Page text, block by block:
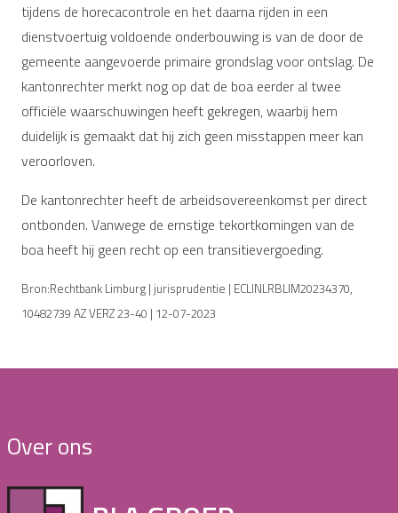
tijdens de horecacontrole en het daarna rijden in een
dienstvoertuig voldoende onderbouwing is van de door de
gemeente aangevoerde primaire grondslag voor ontslag. De
kantonrechter merkt nog op dat de boa eerder al twee
officiële waarschuwingen heeft gekregen, waarbij hem
duidelijk is gemaakt dat hij zich geen misstappen meer kan
veroorloven.
De kantonrechter heeft de arbeidsovereenkomst per direct
ontbonden. Vanwege de ernstige tekortkomingen van de
boa heeft hij geen recht op een transitievergoeding.
Bron:Rechtbank Limburg | jurisprudentie | ECLINLRBLIM20234370,
10482739 AZ VERZ 23-40 | 12-07-2023
Over ons